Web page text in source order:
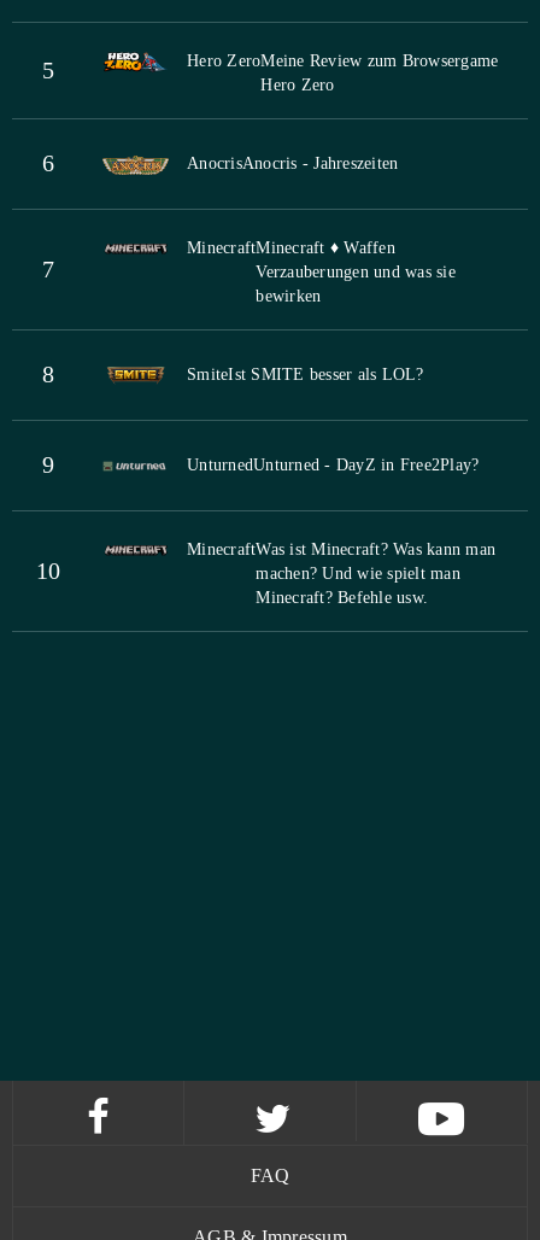
5 Hero ZeroMeine Review zum Browsergame
Hero Zero
6 AnocrisAnocris - Jahreszeiten
7
MinecraftMinecraft ♦ Waffen
Verzauberungen und was sie
bewirken
8 SmiteIst SMITE besser als LOL?
9 UnturnedUnturned - DayZ in Free2Play?
10
MinecraftWas ist Minecraft? Was kann man
machen? Und wie spielt man
Minecraft? Befehle usw.
FAQ